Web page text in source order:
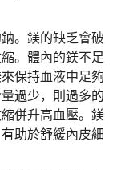
。鎂的缺乏會破
。體內的鎂不足
保持血液中足夠
過少，則過多的
併升高血壓。鎂
助於舒緩內皮細